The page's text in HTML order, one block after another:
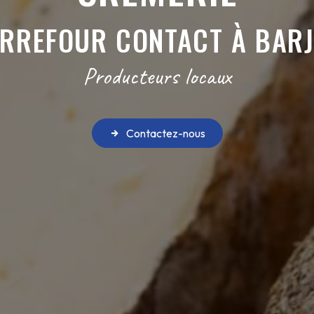
CONTACT À
Producteurs locaux
Contactez-nous